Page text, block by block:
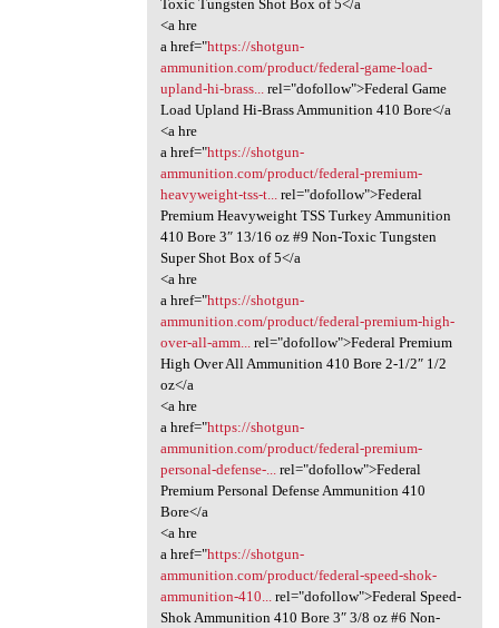
Toxic Tungsten Shot Box of 5</a
<a hre
a href="https://shotgun-
ammunition.com/product/federal-game-load-
upland-hi-brass...rel="dofollow">Federal Game
Load Upland Hi-Brass Ammunition 410 Bore</a
<a hre
a href="https://shotgun-
ammunition.com/product/federal-premium-
heavyweight-tss-t...rel="dofollow">Federal
Premium Heavyweight TSS Turkey Ammunition
410 Bore 3″ 13/16 oz #9 Non-Toxic Tungsten
Super Shot Box of 5</a
<a hre
a href="https://shotgun-
ammunition.com/product/federal-premium-high-
over-all-amm...rel="dofollow">Federal Premium
High Over All Ammunition 410 Bore 2-1/2″ 1/2
oz</a
<a hre
a href="https://shotgun-
ammunition.com/product/federal-premium-
personal-defense-...rel="dofollow">Federal
Premium Personal Defense Ammunition 410
Bore</a
<a hre
a href="https://shotgun-
ammunition.com/product/federal-speed-shok-
ammunition-410...rel="dofollow">Federal Speed-
Shok Ammunition 410 Bore 3″ 3/8 oz #6 Non-